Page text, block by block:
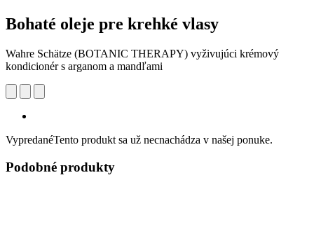
Bohaté oleje pre krehké vlasy
Wahre Schätze (BOTANIC THERAPY) vyživujúci krémový
kondicionér s arganom a mandľami
VypredanéTento produkt sa už necnachádza v našej ponuke.
Podobné produkty